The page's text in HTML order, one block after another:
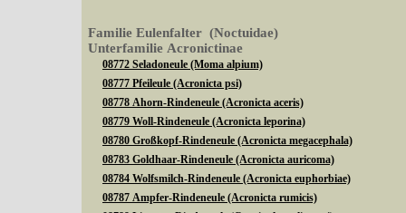
Familie Eulenfalter (Noctuidae)
Unterfamilie Acronictinae
08772 Seladoneule (Moma alpium)
08777 Pfeileule (Acronicta psi)
08778 Ahorn-Rindeneule (Acronicta aceris)
08779 Woll-Rindeneule (Acronicta leporina)
08780 Großkopf-Rindeneule (Acronicta megacephala)
08783 Goldhaar-Rindeneule (Acronicta auricoma)
08784 Wolfsmilch-Rindeneule (Acronicta euphorbiae)
08787 Ampfer-Rindeneule (Acronicta rumicis)